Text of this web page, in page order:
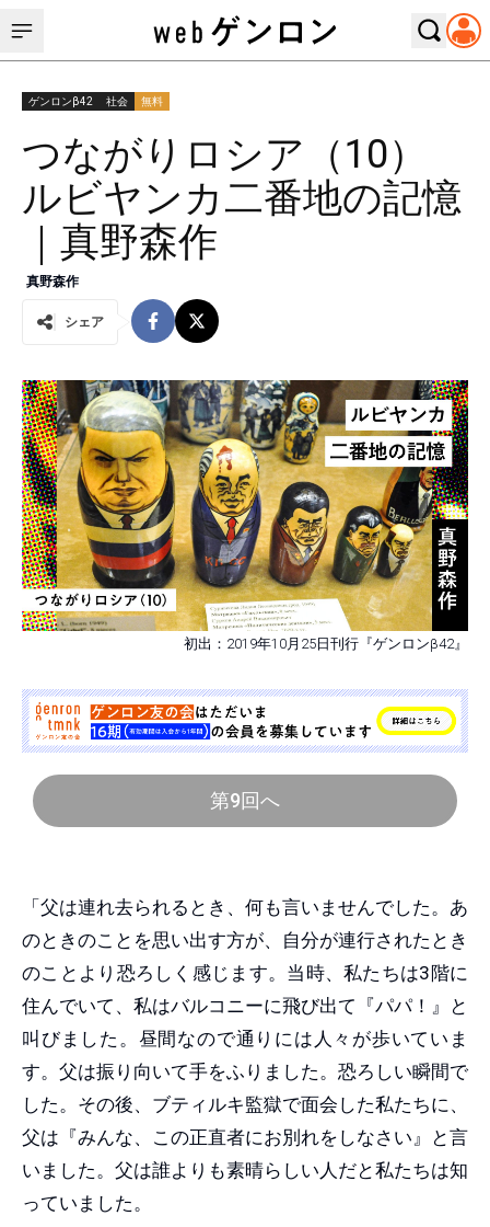
ゲンロンβ42 社会 無料
つながりロシア（10）
ルビヤンカ二番地の記憶
｜真野森作
真野森作
シェア
初出：2019年10月25日刊行『ゲンロンβ42』
第9回へ
「父は連れ去られるとき、何も言いませんでした。あ
のときのことを思い出す方が、自分が連行されたとき
のことより恐ろしく感じます。当時、私たちは3階に
住んでいて、私はバルコニーに飛び出て『パパ！』と
叫びました。昼間なので通りには人々が歩いていま
す。父は振り向いて手をふりました。恐ろしい瞬間で
した。その後、ブティルキ監獄で面会した私たちに、
父は『みんな、この正直者にお別れをしなさい』と言
いました。父は誰よりも素晴らしい人だと私たちは知
っていました。